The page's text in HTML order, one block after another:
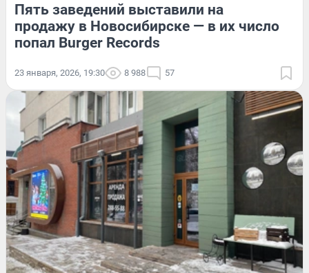
Пять заведений выставили на
продажу в Новосибирске — в их число
попал Burger Records
23 января, 2026, 19:30 8 988 57